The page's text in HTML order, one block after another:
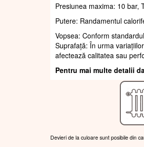
Presiunea maxima: 10 bar,
Putere: Randamentul
Vopsea: Conform
Suprafaţă: În urma
afectează calitatea sau
Pentru mai multe detalii
Devieri de la culoare sunt posibile din